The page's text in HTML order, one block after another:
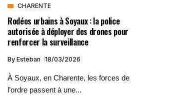
CHARENTE
Rodéos urbains à Soyaux : la police
autorisée à déployer des drones pour
renforcer la surveillance
By Esteban 18/03/2026
À Soyaux, en Charente, les forces de
l’ordre passent à une...